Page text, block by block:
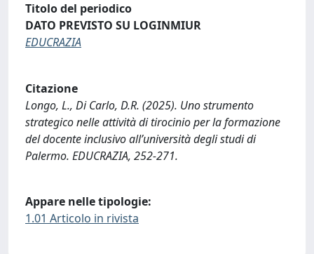
Titolo del periodico
DATO PREVISTO SU LOGINMIUR
EDUCRAZIA
Citazione
Longo, L., Di Carlo, D.R. (2025). Uno strumento
strategico nelle attività di tirocinio per la formazione
del docente inclusivo all’università degli studi di
Palermo. EDUCRAZIA, 252-271.
Appare nelle tipologie:
1.01 Articolo in rivista